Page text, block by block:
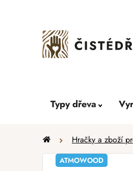
Typy dřeva
Domů Hračky a zboží
ATMOWOOD